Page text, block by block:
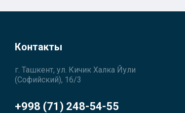
Контакты
г. Ташкент, ул. Кичик Халка Йули
(Софийский), 16/3
+998 (71) 248-54-55